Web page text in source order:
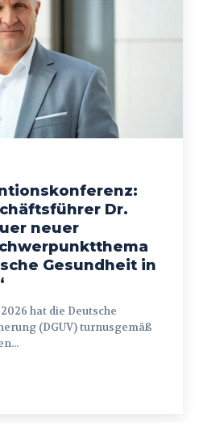
Dr.
neuer
Gesundheit in
(DGUV) turnusgemäß